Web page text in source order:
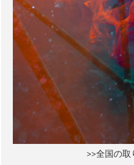
>>全国の取